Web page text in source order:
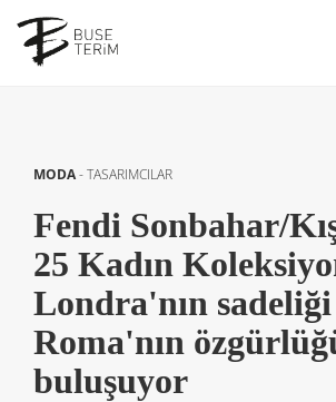
MODA-TASARIMCILAR
Fendi Sonbahar/
25 Kadın
Londra'nın sadeliği
Roma'nın
buluşuyor